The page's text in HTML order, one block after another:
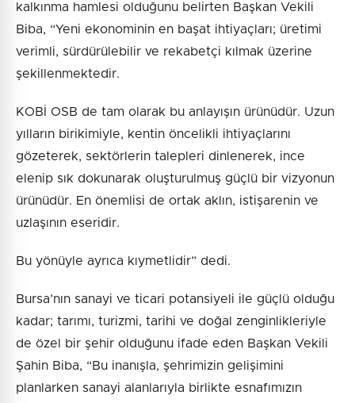
kalkınma hamlesi olduğunu belirten Başkan Vekili
Biba, “Yeni ekonominin en başat ihtiyaçları; üretimi
verimli, sürdürülebilir ve rekabetçi kılmak üzerine
şekillenmektedir.
KOBİ OSB de tam olarak bu anlayışın ürünüdür. Uzun
yılların birikimiyle, kentin öncelikli ihtiyaçlarını
gözeterek, sektörlerin talepleri dinlenerek, ince
elenip sık dokunarak oluşturulmuş güçlü bir vizyonun
ürünüdür. En önemlisi de ortak aklın, istişarenin ve
uzlaşının eseridir.
Bu yönüyle ayrıca kıymetlidir” dedi.
Bursa’nın sanayi ve ticari potansiyeli ile güçlü olduğu
kadar; tarımı, turizmi, tarihi ve doğal zenginlikleriyle
de özel bir şehir olduğunu ifade eden Başkan Vekili
Şahin Biba, “Bu inanışla, şehrimizin gelişimini
planlarken sanayi alanlarıyla birlikte esnafımızın